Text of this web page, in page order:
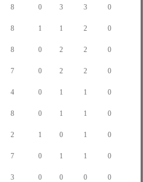
8 0 3 3 0
8 1 1 2 0
8 0 2 2 0
7 0 2 2 0
4 0 1 1 0
8 0 1 1 0
2 1 0 1 0
7 0 1 1 0
3 0 0 0 0